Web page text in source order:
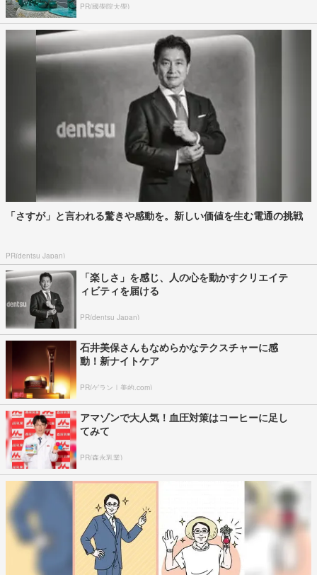
PR(國學院大學)
「さすが」と言われる驚きや感動を。新しい価値を生む電通の挑戦
PR(dentsu Japan)
「楽しさ」を感じ、人の心を動かすクリエイテ
ィビティを届ける
PR(dentsu Japan)
石井美保さんもなめらかなテクスチャーに感
動！新ナイトケア
PR(ゲラン｜美的.com)
アマゾンで大人気！血圧対策はコーヒーに足し
てみて
PR(森永乳業)